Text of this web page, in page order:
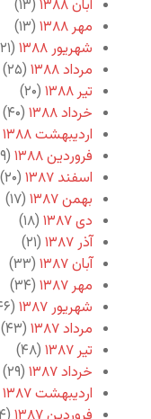
آبان ۱۳۸۸
(۱۳)
مهر ۱۳۸۸
(۱۳)
شهریور ۱۳۸۸
(۲۱)
مرداد ۱۳۸۸
(۲۵)
تیر ۱۳۸۸
(۲۰)
خرداد ۱۳۸۸
(۴۰)
اردیبهشت ۱۳۸۸
فروردین ۱۳۸۸
(۱۹)
اسفند ۱۳۸۷
(۲۰)
بهمن ۱۳۸۷
(۱۷)
دی ۱۳۸۷
(۱۸)
آذر ۱۳۸۷
(۲۱)
آبان ۱۳۸۷
(۳۳)
مهر ۱۳۸۷
(۳۴)
شهریور ۱۳۸۷
(۴۶)
مرداد ۱۳۸۷
(۴۳)
تیر ۱۳۸۷
(۴۸)
خرداد ۱۳۸۷
(۲۹)
اردیبهشت ۱۳۸۷